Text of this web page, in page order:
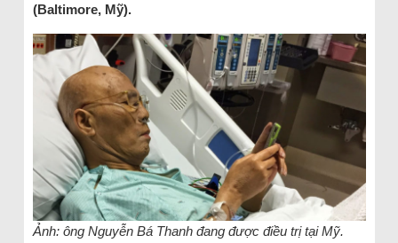
(Baltimore, Mỹ).
Ảnh: ông Nguyễn Bá Thanh đang được điều trị tại Mỹ.